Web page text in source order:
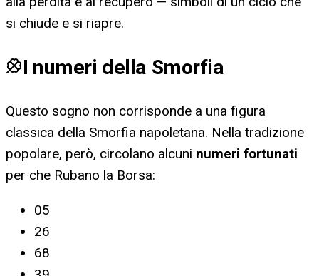
si chiude e si riapre.
I numeri della Smorfia
Questo sogno non corrisponde a una figura
classica della Smorfia napoletana. Nella tradizione
popolare, però, circolano alcuni numeri fortunati
per che Rubano la Borsa:
05
26
68